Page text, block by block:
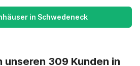
in Schwedeneck
unseren 309 Kunden in